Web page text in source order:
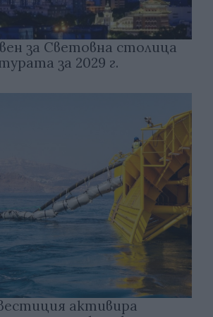
за Световна столица
за 2029 г.
активира